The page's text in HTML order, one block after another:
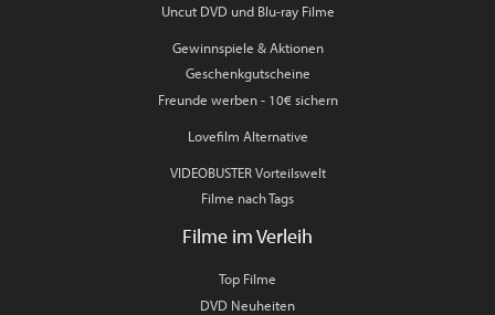
Uncut DVD und Blu-ray Filme
Gewinnspiele & Aktionen
Geschenkgutscheine
Freunde werben - 10€ sichern
Lovefilm Alternative
VIDEOBUSTER Vorteilswelt
Filme nach Tags
Filme im Verleih
Top Filme
DVD Neuheiten